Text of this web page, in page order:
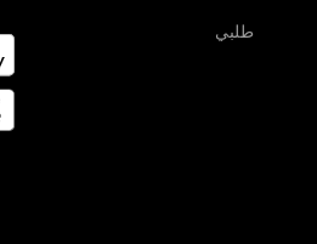
طلبي